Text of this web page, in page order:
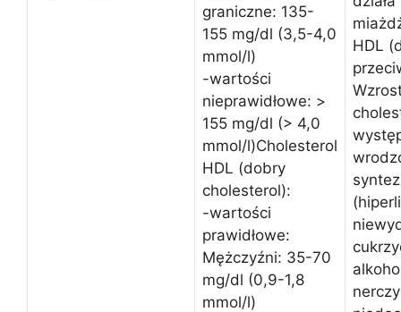
graniczne: 135-
155 mg/dl (3,5-4,0
mmol/l)
-wartości
nieprawidłowe: >
155 mg/dl (> 4,0
mmol/l)Cholesterol
HDL (dobry
cholesterol):
-wartości
prawidłowe:
Mężczyźni: 35-70
mg/dl (0,9-1,8
mmol/l)
HDL